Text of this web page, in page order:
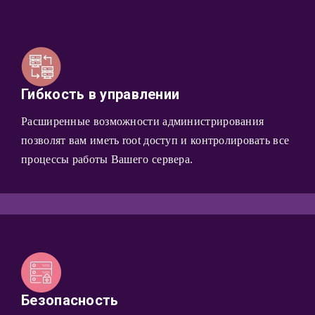
Гибкость в управлении
Расширенные возможности администрирования
позволят вам иметь root доступ и контролировать все
процессы работы Вашего сервера.
Безопасность